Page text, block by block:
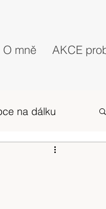
O mně AKCE
na dálku
Portugues